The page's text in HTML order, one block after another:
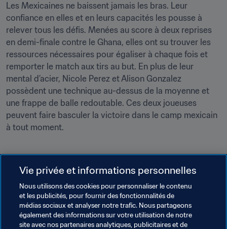
Les Mexicaines ne baissent jamais les bras. Leur
confiance en elles et en leurs capacités les pousse à
relever tous les défis. Menées au score à deux reprises
en demi-finale contre le Ghana, elles ont su trouver les
ressources nécessaires pour égaliser à chaque fois et
remporter le match aux tirs au but. En plus de leur
mental d’acier, Nicole Perez et Alison Gonzalez
possèdent une technique au-dessus de la moyenne et
une frappe de balle redoutable. Ces deux joueuses
peuvent faire basculer la victoire dans le camp mexicain
à tout moment.
La sérénité
À ce jour, le Mexique n’avait encore jamais atteint les
demi-finales d’une Coupe du Monde Féminine U-17, à
plus forte raison la finale. Les joueuses mexicaines ont
déjà réalisé un exploit. En finale, la pression sera donc
Vie privée et informations personnelles
Nous utilisons des cookies pour personnaliser le contenu
et les publicités, pour fournir des fonctionnalités de
médias sociaux et analyser notre trafic. Nous partageons
également des informations sur votre utilisation de notre
site avec nos partenaires analytiques, publicitaires et de